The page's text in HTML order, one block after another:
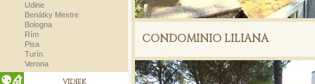
Udine
Benátky Mestre
Bologna
Rím
Pisa
Turín
Verona
VIDIEK
CONDOMINIO LILIANA